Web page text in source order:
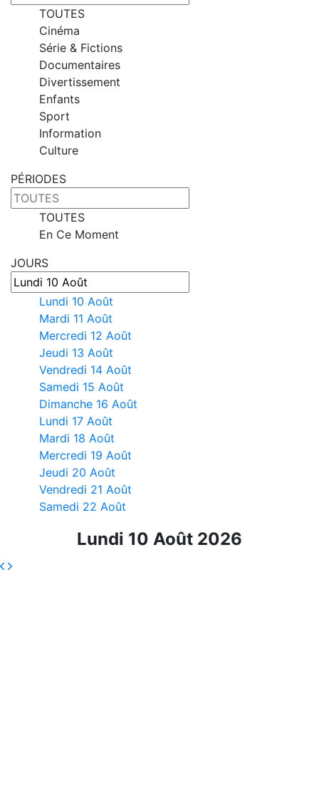
TOUTES
Cinéma
Série & Fictions
Documentaires
Divertissement
Enfants
Sport
Information
Culture
PÉRIODES
TOUTES
En Ce Moment
JOURS
Lundi 10 Août
Mardi 11 Août
Mercredi 12 Août
Jeudi 13 Août
Vendredi 14 Août
Samedi 15 Août
Dimanche 16 Août
Lundi 17 Août
Mardi 18 Août
Mercredi 19 Août
Jeudi 20 Août
Vendredi 21 Août
Samedi 22 Août
Lundi 10 Août 2026